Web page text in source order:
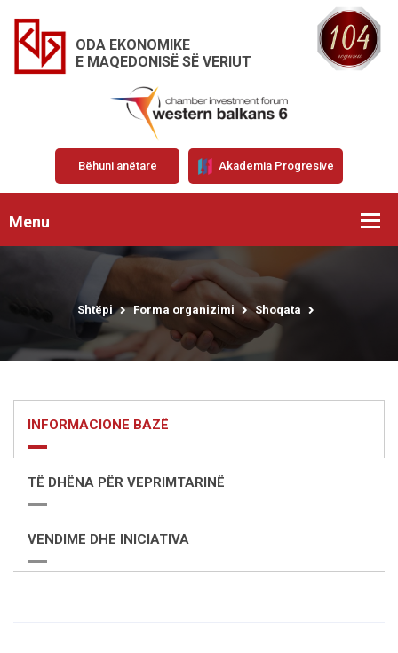
ODA EKONOMIKE
E MAQEDONISË SË VERIUT
Bëhuni anëtare Akademia Progresive
Menu
Shtëpi Forma organizimi Shoqata
INFORMACIONE BAZË
TË DHËNA PËR VEPRIMTARINË
VENDIME DHE INICIATIVA